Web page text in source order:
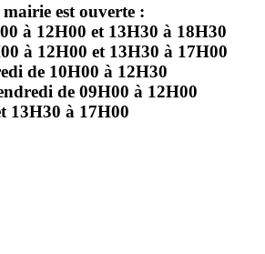
est ouverte :
à 12H00 et 13H30 à 18H30
à 12H00 et 13H30 à 17H00
de 10H00 à 12H30
de 09H00 à 12H00
13H30 à 17H00